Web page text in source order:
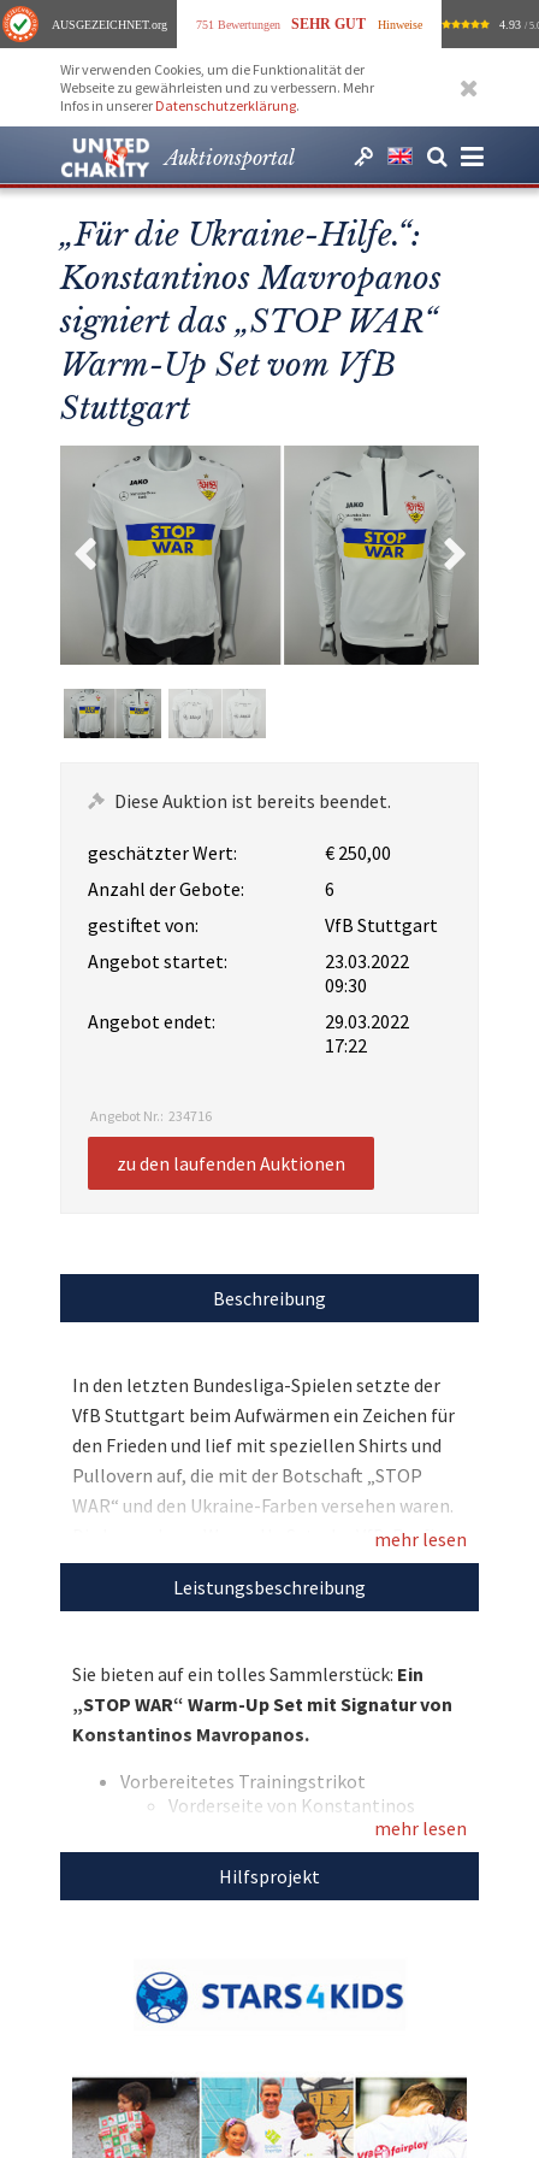
AUSGEZEICHNET.org 751 Bewertungen SEHR GUT Hinweise 4.93 /
Wir verwenden Cookies, um die Funktionalität der
Webseite zu gewährleisten und zu verbessern. Mehr
Infos in unserer Datenschutzerklärung.
Auktionsportal
„Für die Ukraine-Hilfe.“:
Konstantinos Mavropanos
signiert das „STOP WAR“
Warm-Up Set vom VfB
Stuttgart
Diese Auktion ist bereits beendet.
geschätzter Wert:
€ 250,00
Anzahl der Gebote:
6
gestiftet von:
VfB Stuttgart
Angebot startet:
23.03.2022
09:30
Angebot endet:
29.03.2022
17:22
Angebot Nr.: 234716
zu den laufenden Auktionen
Beschreibung
In den letzten Bundesliga-Spielen setzte der
VfB Stuttgart beim Aufwärmen ein Zeichen für
den Frieden und lief mit speziellen Shirts und
Pullovern auf, die mit der Botschaft „STOP
WAR“ und den Ukraine-Farben versehen waren.
Die besonderen Warm-Up Sets der VfB-Profis
werden nun zugunsten von Ukraine-
Hilfsmaßnahmen versteigert, die der Club aus
Unterschrift von Pascal Stenzel! Der VfB
Stuttgart und die Stiftung Stars4Kids freuen
sich auf Ihre Gebote!
Entdecken Sie bei uns auch weitere
für den guten Zweck!
mehr lesen
Leistungsbeschreibung
Sie bieten auf ein tolles Sammlerstück: Ein
„STOP WAR“ Warm-Up Set mit Signatur von
Konstantinos Mavropanos.
Vorbereitetes Trainingstrikot
Vorderseite von Konstantinos
Mavropanos handsigniert
„STOP WAR“ in Ukraine-Farben auf
der Brust
Größe: M
„STOP WAR“ in Ukraine-Farben auf
der Brust
Größe: M
Den Erlös der Auktion " „Für die Ukraine-Hilfe.“:
Konstantinos Mavropanos signiert das „STOP
WAR“ Warm-Up Set vom VfB Stuttgart " leiten
mehr lesen
Hilfsprojekt